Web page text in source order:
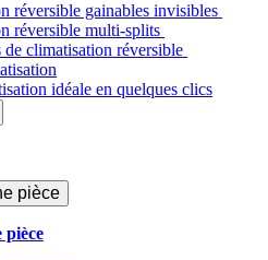
réversible gainables invisibles
réversible multi-splits
de climatisation réversible
idéale en quelques clics
pièce